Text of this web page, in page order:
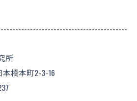
所
橋本町2-3-16